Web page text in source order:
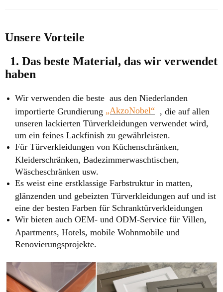
Unsere Vorteile
1. Das beste Material, das wir verwendet
haben
Wir verwenden die beste aus den Niederlanden
importierte Grundierung „AkzoNobel“ , die auf allen
unseren lackierten Türverkleidungen verwendet wird,
um ein feines Lackfinish zu gewährleisten.
Für Türverkleidungen von Küchenschränken,
Kleiderschränken, Badezimmerwaschtischen,
Wäscheschränken usw.
Es weist eine erstklassige Farbstruktur in matten,
glänzenden und gebeizten Türverkleidungen auf und ist
eine der besten Farben für Schranktürverkleidungen
Wir bieten auch OEM- und ODM-Service für Villen,
Apartments, Hotels, mobile Wohnmobile und
Renovierungsprojekte.